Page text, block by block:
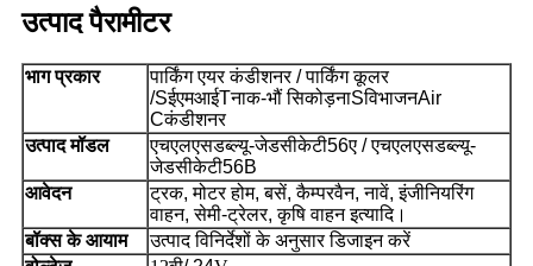
उत्पाद पैरामीटर
भाग प्रकार
पार्किंग एयर कंडीशनर / पार्किंग कूलर
/SईएमआईTनाक-भौं सिकोड़नाSविभाजनAir
Cकंडीशनर
उत्पाद मॉडल
एचएलएसडब्ल्यू-जेडसीकेटी56ए / एचएलएसडब्ल्यू-
जेडसीकेटी56B
आवेदन
ट्रक, मोटर होम, बसें, कैम्परवैन, नावें, इंजीनियरिंग
वाहन, सेमी-ट्रेलर, कृषि वाहन इत्यादि।
बॉक्स के आयाम
उत्पाद विनिर्देशों के अनुसार डिजाइन करें